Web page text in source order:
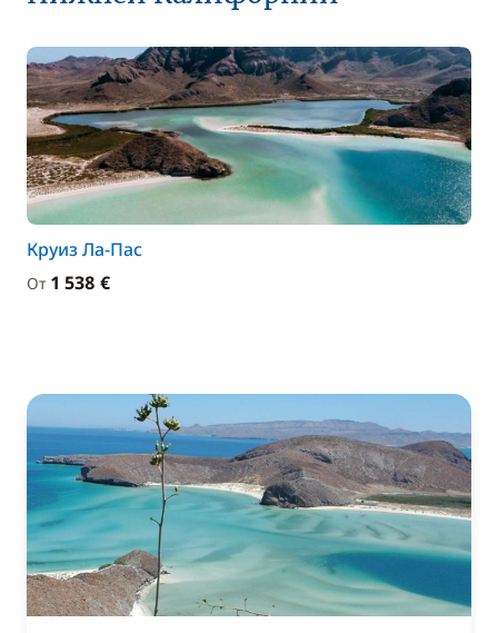
Круиз Ла-Пас
От 1 538 €